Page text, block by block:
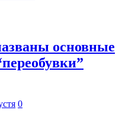
основные
0